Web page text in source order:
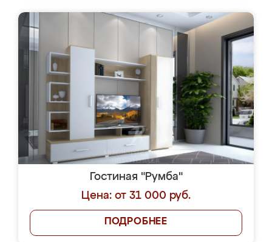
Гостиная "Румба"
Цена: от 31 000 руб.
ПОДРОБНЕЕ